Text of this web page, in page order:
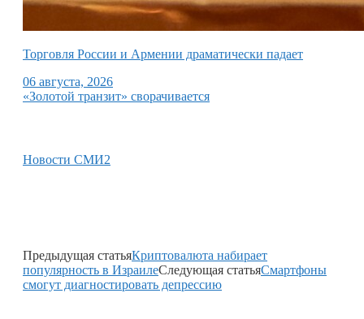
Торговля России и Армении драматически падает
06 августа, 2026
«Золотой транзит» сворачивается
Новости СМИ2
Предыдущая статьяКриптовалюта набирает
популярность в ИзраилеСледующая статьяСмартфоны
смогут диагностировать депрессию